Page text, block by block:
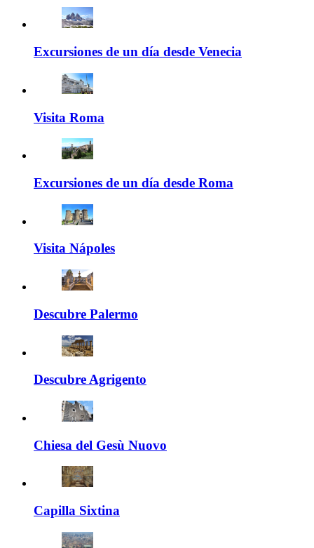
Excursiones de un día desde Venecia
Visita Roma
Excursiones de un día desde Roma
Visita Nápoles
Descubre Palermo
Descubre Agrigento
Chiesa del Gesù Nuovo
Capilla Sixtina